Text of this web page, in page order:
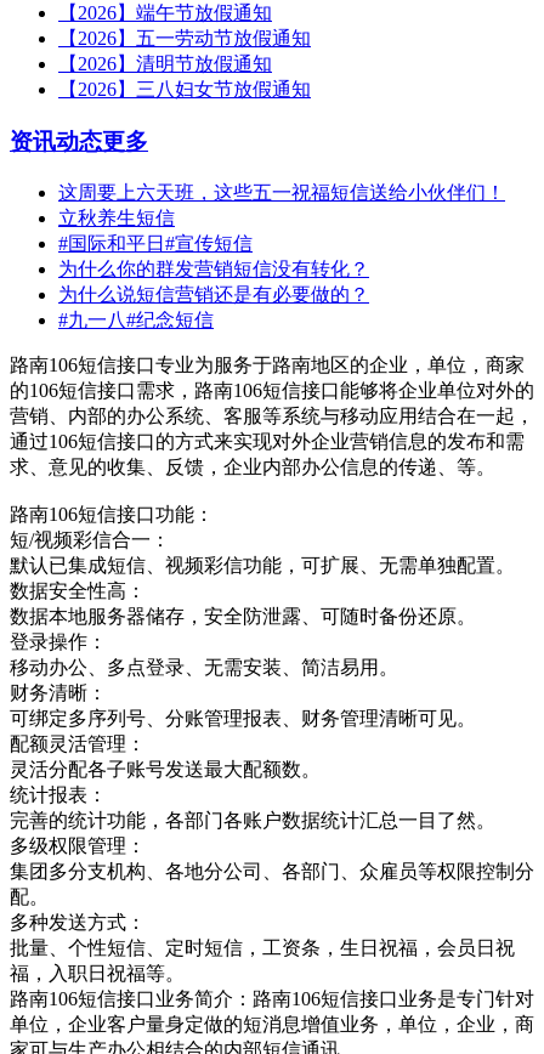
【2026】端午节放假通知
【2026】五一劳动节放假通知
【2026】清明节放假通知
【2026】三八妇女节放假通知
资讯动态更多
这周要上六天班，这些五一祝福短信送给小伙伴们！
立秋养生短信
#国际和平日#宣传短信
为什么你的群发营销短信没有转化？
为什么说短信营销还是有必要做的？
#九一八#纪念短信
路南106短信接口专业为服务于路南地区的企业，单位，商家
的106短信接口需求，路南106短信接口能够将企业单位对外的
营销、内部的办公系统、客服等系统与移动应用结合在一起，
通过106短信接口的方式来实现对外企业营销信息的发布和需
求、意见的收集、反馈，企业内部办公信息的传递、等。
路南106短信接口功能：
短/视频彩信合一：
默认已集成短信、视频彩信功能，可扩展、无需单独配置。
数据安全性高：
数据本地服务器储存，安全防泄露、可随时备份还原。
登录操作：
移动办公、多点登录、无需安装、简洁易用。
财务清晰：
可绑定多序列号、分账管理报表、财务管理清晰可见。
配额灵活管理：
灵活分配各子账号发送最大配额数。
统计报表：
完善的统计功能，各部门各账户数据统计汇总一目了然。
多级权限管理：
集团多分支机构、各地分公司、各部门、众雇员等权限控制分
配。
多种发送方式：
批量、个性短信、定时短信，工资条，生日祝福，会员日祝
福，入职日祝福等。
路南106短信接口业务简介：路南106短信接口业务是专门针对
单位，企业客户量身定做的短消息增值业务，单位，企业，商
家可与生产办公相结合的内部短信通讯，